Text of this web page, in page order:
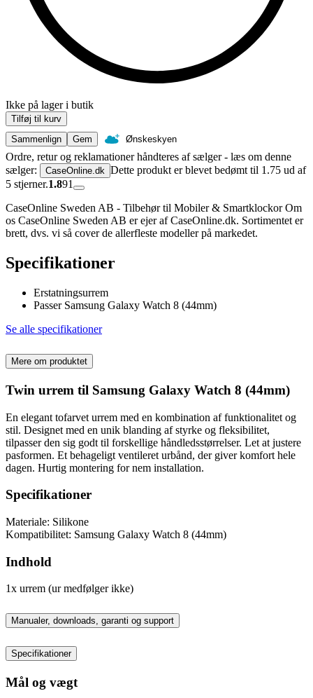
Ikke på lager i butik
Tilføj til kurv
Sammenlign
Gem Ønskeskyen
Ordre, retur og reklamationer håndteres af sælger - læs om denne
sælger:
CaseOnline.dk Dette produkt er blevet bedømt til 1.75 ud af
5 stjerner.1.891
CaseOnline Sweden AB - Tilbehør til Mobiler & Smartklockor Om
os CaseOnline Sweden AB er ejer af CaseOnline.dk. Sortimentet er
brett, dvs. vi så cover de allerfleste modeller på markedet.
Specifikationer
Erstatningsurrem
Passer Samsung Galaxy Watch 8 (44mm)
Se alle specifikationer
Mere om produktet
Twin urrem til Samsung Galaxy Watch 8 (44mm)
En elegant tofarvet urrem med en kombination af funktionalitet og
stil. Designet med en unik blanding af styrke og fleksibilitet,
tilpasser den sig godt til forskellige håndledsstørrelser. Let at justere
pasformen. Et behageligt ventileret urbånd, der giver komfort hele
dagen. Hurtig montering for nem installation.
Specifikationer
Materiale: Silikone
Kompatibilitet: Samsung Galaxy Watch 8 (44mm)
Indhold
1x urrem (ur medfølger ikke)
Manualer, downloads, garanti og support
Specifikationer
Mål og vægt